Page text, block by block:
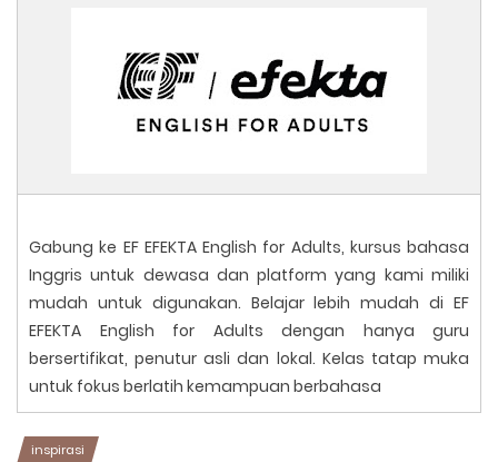
Gabung ke EF EFEKTA English for Adults, kursus bahasa
Inggris untuk dewasa dan platform yang kami miliki
mudah untuk digunakan. Belajar lebih mudah di EF
EFEKTA English for Adults dengan hanya guru
bersertifikat, penutur asli dan lokal. Kelas tatap muka
untuk fokus berlatih kemampuan berbahasa
inspirasi